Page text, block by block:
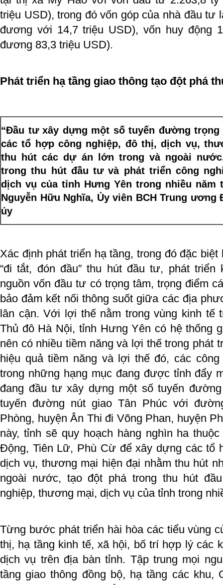
triệu USD), trong đó vốn góp của nhà đầu tư
đương với 14,7 triệu USD), vốn huy động
đương 83,3 triệu USD).
Phát triển hạ tầng giao thông tạo đột phá
“Đầu tư xây dựng một số tuyến đường trọng
các tổ hợp công nghiệp, đô thị, dịch vụ,
thu hút các dự án lớn trong và ngoài
trong thu hút đầu tư và phát triển công
dịch vụ của tỉnh Hưng Yên trong nhiều năm
Nguyễn Hữu Nghĩa, Ủy viên BCH Trung
ủy
Xác định phát triển hạ tầng, trong đó đặc
“đi tắt, đón đầu” thu hút đầu tư, phát
nguồn vốn đầu tư có trọng tâm, trọng điểm
bảo đảm kết nối thông suốt giữa các địa
lân cận. Với lợi thế nằm trong vùng kinh tế
Thủ đô Hà Nội, tỉnh Hưng Yên có hệ thống
nên có nhiều tiềm năng và lợi thế trong phát
hiệu quả tiềm năng và lợi thế đó, các
trong những hạng mục đang được tỉnh đẩy
đang đầu tư xây dựng một số tuyến
tuyến đường nút giao Tân Phúc với
Phòng, huyện Ân Thi đi Võng Phan, huyện
này, tỉnh sẽ quy hoạch hàng nghìn ha
Động, Tiên Lữ, Phù Cừ để xây dựng các tổ
dịch vụ, thương mại hiện đại nhằm thu hút
ngoài nước, tạo đột phá trong thu hút
nghiệp, thương mại, dịch vụ của tỉnh trong
Từng bước phát triển hài hòa các tiểu vùng
thị, hạ tầng kinh tế, xã hội, bố trí hợp lý các
dịch vụ trên địa bàn tỉnh. Tập trung mọi
tầng giao thông đồng bộ, hạ tầng các khu,